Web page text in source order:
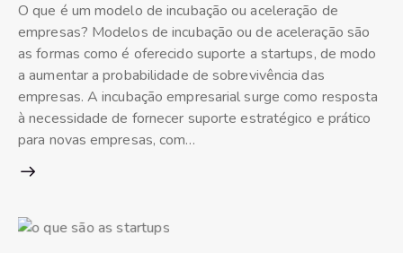
O que é um modelo de incubação ou aceleração de
empresas? Modelos de incubação ou de aceleração são
as formas como é oferecido suporte a startups, de modo
a aumentar a probabilidade de sobrevivência das
empresas. A incubação empresarial surge como resposta
à necessidade de fornecer suporte estratégico e prático
para novas empresas, com…